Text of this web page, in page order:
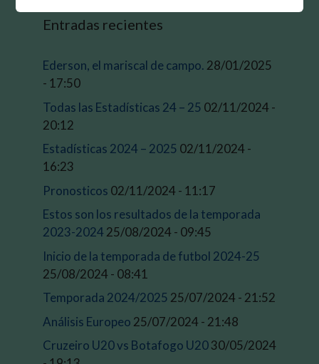
Entradas recientes
Ederson, el mariscal de campo. 28/01/2025
- 17:50
Todas las Estadísticas 24 – 25 02/11/2024 -
20:12
Estadísticas 2024 – 2025 02/11/2024 -
16:23
Pronosticos 02/11/2024 - 11:17
Estos son los resultados de la temporada
2023-2024 25/08/2024 - 09:45
Inicio de la temporada de futbol 2024-25
25/08/2024 - 08:41
Temporada 2024/2025 25/07/2024 - 21:52
Análisis Europeo 25/07/2024 - 21:48
Cruzeiro U20 vs Botafogo U2030/05/2024